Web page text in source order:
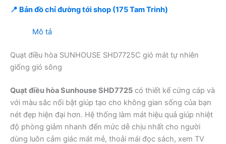
📍 Bản đồ chỉ đường tới shop (175 Tam Trinh)
Mô tả
Quạt điều hòa SUNHOUSE SHD7725C gió mát tự nhiên
giống gió sông
Quạt điều hòa Sunhouse SHD7725 có thiết kế cứng cáp và
với màu sắc nổi bật giúp tạo cho không gian sống của bạn
nét đẹp hiện đại hơn. Hệ thống làm mát hiệu quả giúp nhiệt
độ phòng giảm nhanh đến mức dễ chịu nhất cho người
dùng luôn cảm giác mát mẻ, thoải mái đọc sách, xem TV